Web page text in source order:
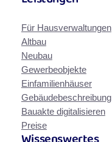
Für Hausverwaltungen
Altbau
Neubau
Gewerbeobjekte
Einfamilienhäuser
Gebäudebeschreibung
Bauakte digitalisieren
Preise